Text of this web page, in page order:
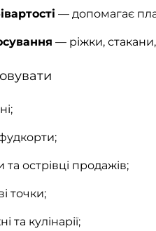
— допомагає
— ріжки,
та острівці продажів;
точки;
та кулінарії;